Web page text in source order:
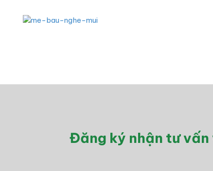
Đăng ký nhận tư vấn